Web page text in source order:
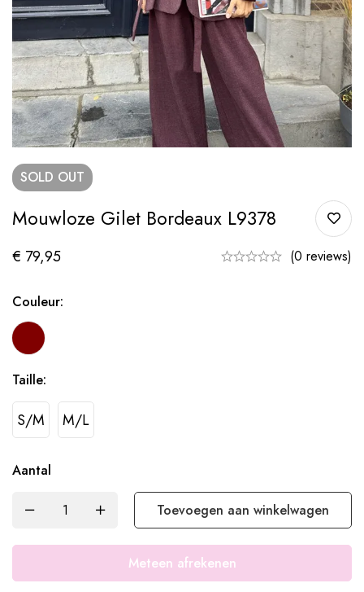
SOLD OUT
Mouwloze Gilet Bordeaux L9378
€ 79,95 (0 reviews)
Couleur:
Taille:
S/M M/L
Aantal
Toevoegen aan winkelwagen
Meteen afrekenen